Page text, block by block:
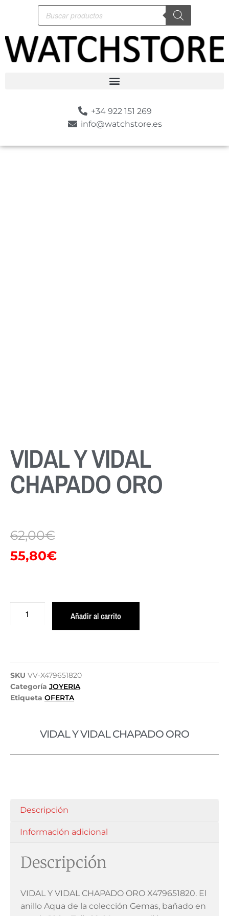
+34 922 151 269
info@watchstore.es
VIDAL Y VIDAL
CHAPADO ORO
62,00€
55,80€
Añadir al carrito
SKU VV-X479651820
Categoría JOYERIA
Etiqueta OFERTA
VIDAL Y VIDAL CHAPADO ORO
Descripción
Información adicional
Descripción
VIDAL Y VIDAL CHAPADO ORO X479651820. El
anillo Aqua de la colección Gemas, bañado en